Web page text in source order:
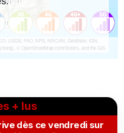
+ lus
dès ce vendredi sur